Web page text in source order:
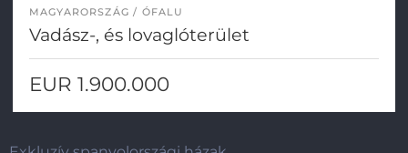
MAGYARORSZÁG ÓFALU
Vadász-, és lovaglóterület
EUR 1.900.000